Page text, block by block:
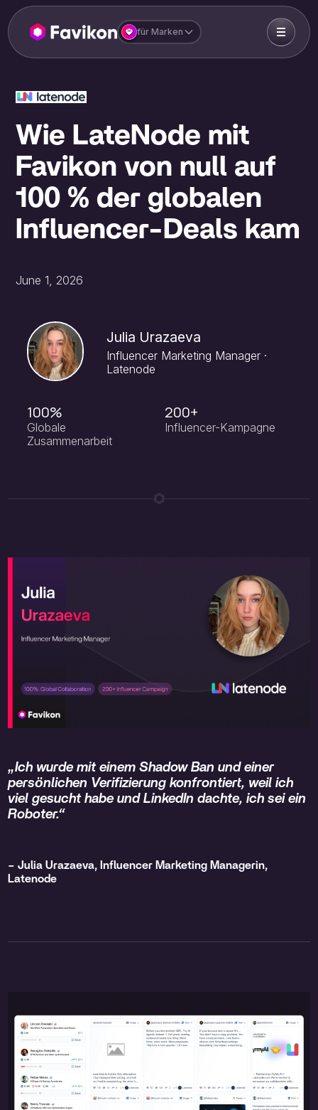
für Marken
Wie LateNode mit
Favikon von null auf
100 % der globalen
Influencer-Deals kam
June 1, 2026
Julia Urazaeva
Influencer Marketing Manager ·
Latenode
100%
Globale
Zusammenarbeit
200+
Influencer-Kampagne
„Ich wurde mit einem Shadow Ban und einer
persönlichen Verifizierung konfrontiert, weil ich
viel gesucht habe und LinkedIn dachte, ich sei ein
Roboter.“
– Julia Urazaeva, Influencer Marketing Managerin,
Latenode